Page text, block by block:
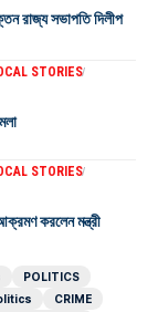
রাজ্য সভাপতি দিলীপ
STORIES
STORIES
করলেন মন্ত্রী
POLITICS
CRIME